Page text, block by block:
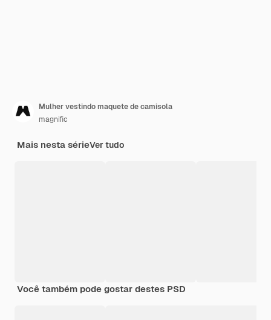
Mulher vestindo maquete de camisola
magnific
Mais nesta sérieVer tudo
Você também pode gostar destes PSD